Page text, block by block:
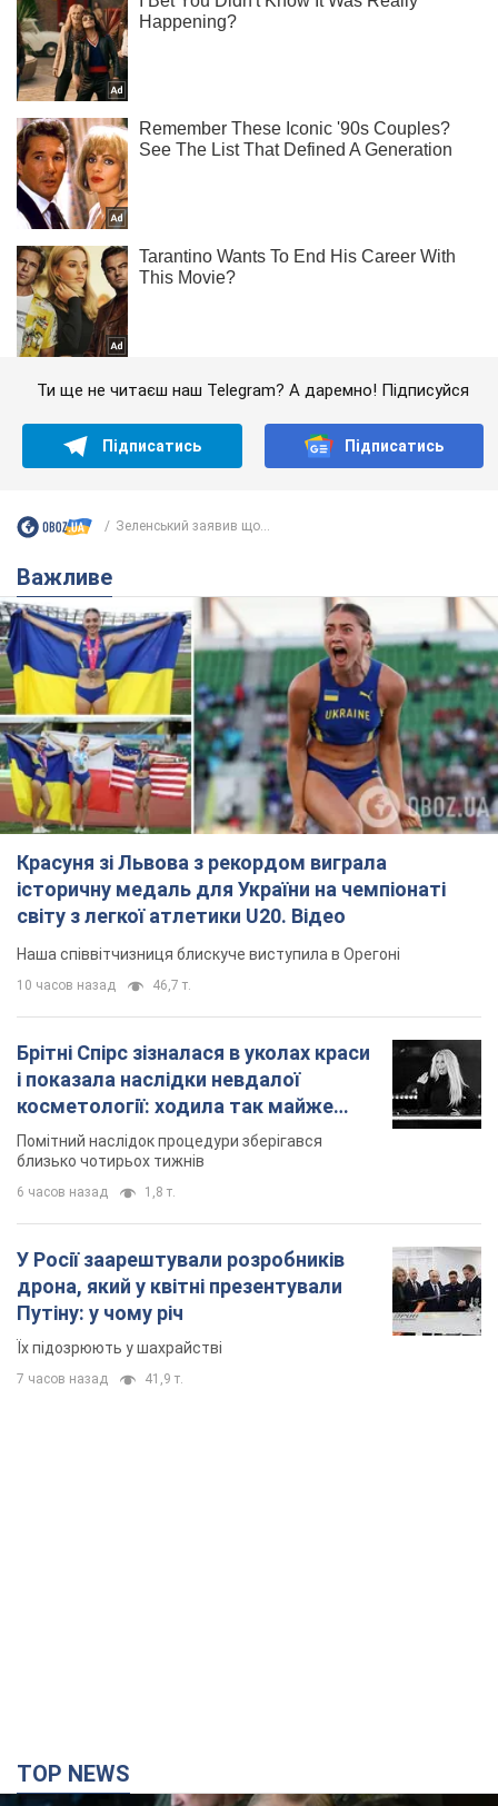
Ти ще не читаєш наш Telegram? А даремно! Підписуйся
Підписатись Підписатись
Зеленський заявив що...
Важливе
Красуня зі Львова з рекордом виграла
історичну медаль для України на чемпіонаті
світу з легкої атлетики U20. Відео
Наша співвітчизниця блискуче виступила в Орегоні
10 часов назад 46,7 т.
Брітні Спірс зізналася в уколах краси
і показала наслідки невдалої
косметології: ходила так майже
місяць
Помітний наслідок процедури зберігався
близько чотирьох тижнів
6 часов назад 1,8 т.
У Росії заарештували розробників
дрона, який у квітні презентували
Путіну: у чому річ
Їх підозрюють у шахрайстві
7 часов назад 41,9 т.
TOP NEWS